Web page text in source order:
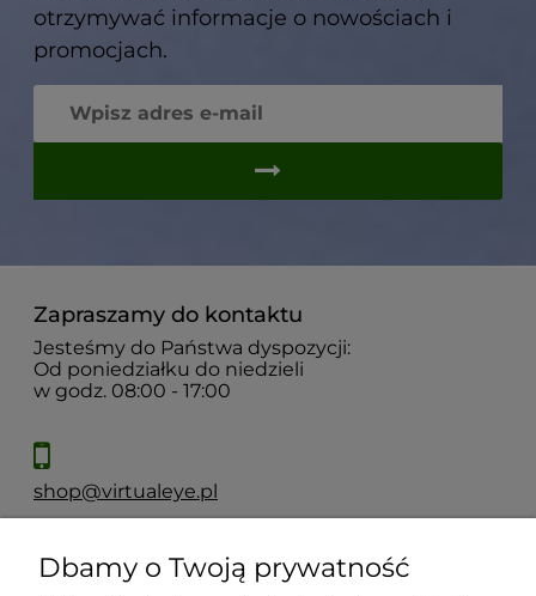
otrzymywać informacje o nowościach i
promocjach.
Zapraszamy do kontaktu
Jesteśmy do Państwa dyspozycji:
Od poniedziałku do niedzieli
w godz. 08:00 - 17:00
shop@virtualeye.pl
Moje konto
Dbamy o Twoją prywatność